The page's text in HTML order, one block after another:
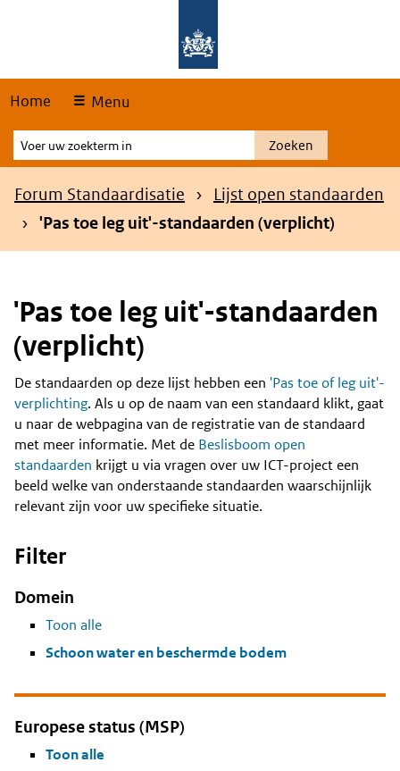
Home Menu
Voer
uw
zoekterm
Zoeken
Kruimelpad
Forum Standaardisatie
Lijst open standaarden
'Pas toe leg uit'-standaarden (verplicht)
'Pas toe leg uit'-standaarden
(verplicht)
Content
De standaarden op deze lijst hebben een 'Pas toe of leg uit'-
verplichting. Als u op de naam van een standaard klikt, gaat
u naar de webpagina van de registratie van de standaard
met meer informatie. Met de Beslisboom open
standaarden krijgt u via vragen over uw ICT-project een
beeld welke van onderstaande standaarden waarschijnlijk
relevant zijn voor uw specifieke situatie.
Filter
Domein
Toon alle
Schoon water en beschermde bodem
Europese status (MSP)
Toon alle